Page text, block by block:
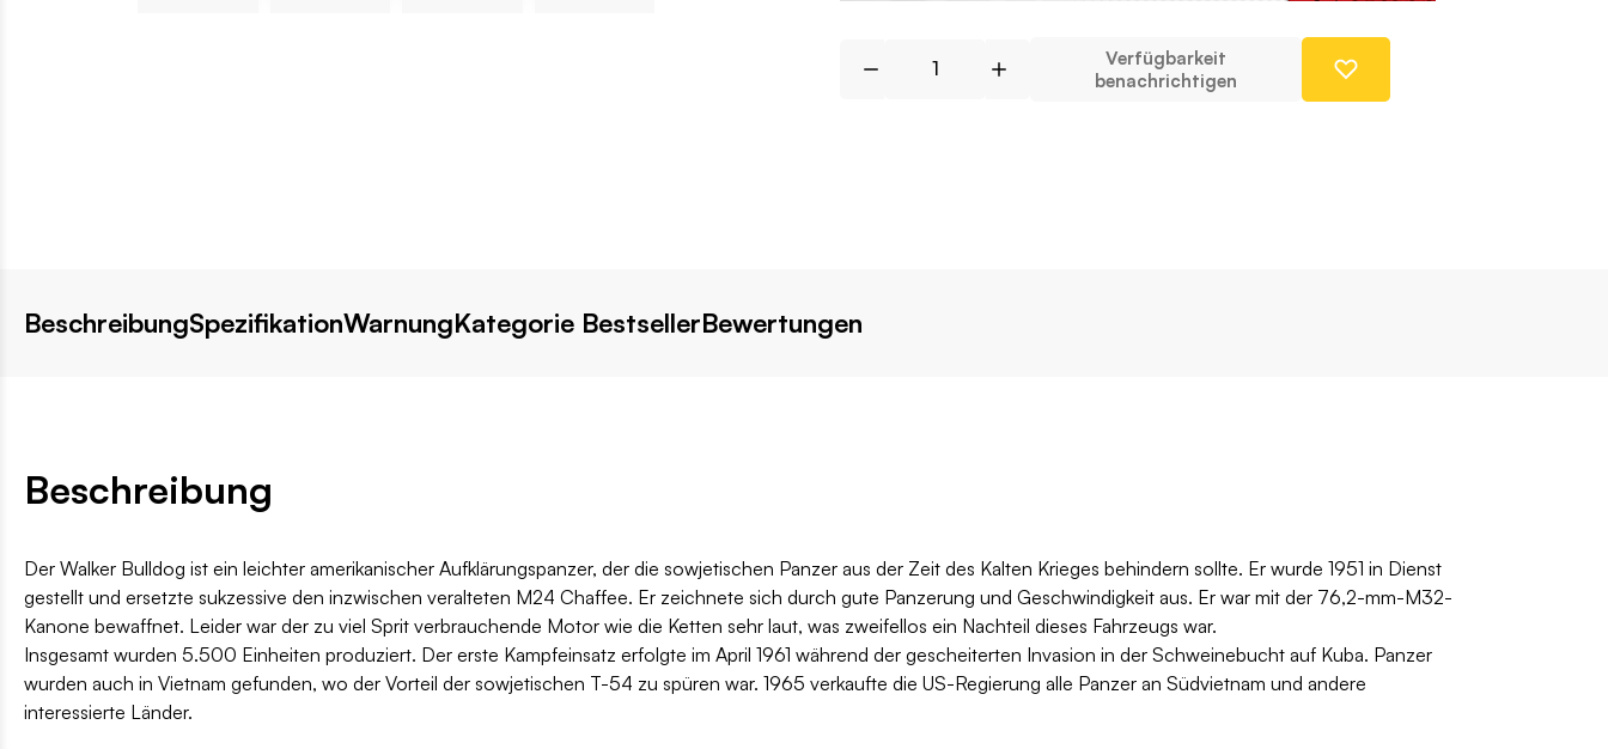
Verfügbarkeit
benachrichtigen
BeschreibungSpezifikationWarnungKategorie BestsellerBewertungen
Beschreibung
Der Walker Bulldog ist ein leichter amerikanischer Aufklärungspanzer, der die sowjetischen Panzer aus der Zeit des Kalten Krieges behindern sollte. Er wurde 1951 in Dienst
gestellt und ersetzte sukzessive den inzwischen veralteten M24 Chaffee. Er zeichnete sich durch gute Panzerung und Geschwindigkeit aus. Er war mit der 76,2-mm-M32-
Kanone bewaffnet. Leider war der zu viel Sprit verbrauchende Motor wie die Ketten sehr laut, was zweifellos ein Nachteil dieses Fahrzeugs war.
Insgesamt wurden 5.500 Einheiten produziert. Der erste Kampfeinsatz erfolgte im April 1961 während der gescheiterten Invasion in der Schweinebucht auf Kuba. Panzer
wurden auch in Vietnam gefunden, wo der Vorteil der sowjetischen T-54 zu spüren war. 1965 verkaufte die US-Regierung alle Panzer an Südvietnam und andere
interessierte Länder.